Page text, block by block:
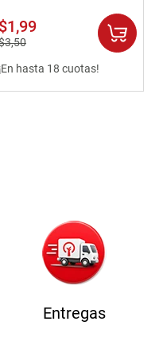
$1,99
3,50
¡En hasta 18 cuotas!
Entregas